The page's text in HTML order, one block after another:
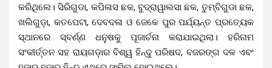
କରିଥିଲେ। ସିରିଗୁଡା, କପିଳାସ ଛକ, ବୁଦ୍ରାୱାଲସା ଛକ, ତୁମ୍ବିଗୁଡା ଛକ,
ଖଲିଗୁଡ଼ା, କତପେଟା, ଦେବଦଳା ଓ ଜେକେ ପୁର ପର୍ଯ୍ୟନ୍ତ ପ୍ରତ୍ୟେକ
ସ୍ଥାନରେ ସ୍ବର୍ଣ୍ଣ ଧନୁଷକୁ ପୂଜାର୍ଚନା କରାଯାଇଥିଲା। ହରିନାମ
ସଂକୀର୍ତ୍ତନ ସହ ରାୟଗଡ଼ାର ବିଶ୍ୱ ହିନ୍ଦୁ ପରିଷଦ, ବଜରଙ୍ଗ ଦଳ ଏବଂ